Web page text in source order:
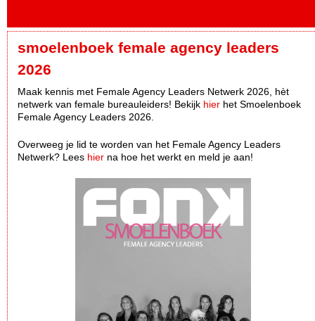
smoelenboek female agency leaders
2026
Maak kennis met Female Agency Leaders Netwerk 2026, hèt
netwerk van female bureauleiders! Bekijk hier het Smoelenboek
Female Agency Leaders 2026.
Overweeg je lid te worden van het Female Agency Leaders
Netwerk? Lees hier na hoe het werkt en meld je aan!